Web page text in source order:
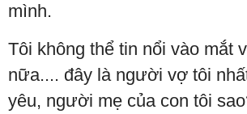
mình.
Tôi không thể tin nổi vào mắt
nữa.... đây là người vợ tôi
yêu, người mẹ của con tôi